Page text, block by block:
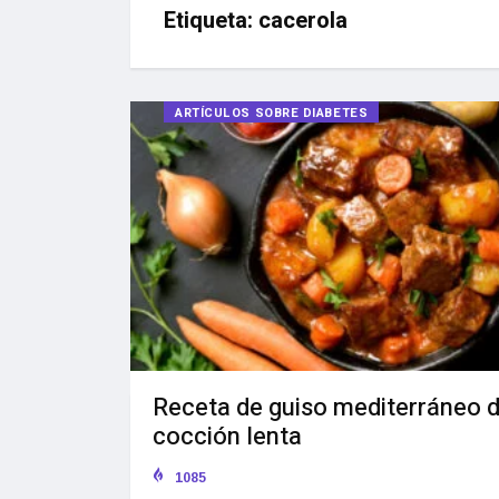
Etiqueta: cacerola
ARTÍCULOS SOBRE DIABETES
Receta de guiso mediterráneo
cocción lenta
1085